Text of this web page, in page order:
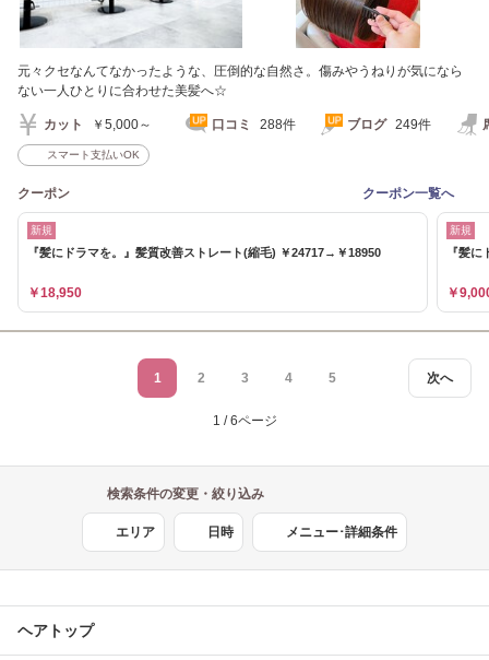
元々クセなんてなかったような、圧倒的な自然さ。傷みやうねりが気になら
ない一人ひとりに合わせた美髪へ☆
カット ￥5,000～ 口コミ 288件 ブログ 249件
スマート支払いOK
クーポン クーポン一覧へ
新規
『髪にドラマを。』髪質改善ストレート(縮毛) ￥24717→￥18950
￥18,950
新規
『髪
￥
次へ
1 2 3 4 5
1 / 6ページ
検索条件の変更・絞り込み
エリア 日時 メニュー･詳細条件
ヘアトップ